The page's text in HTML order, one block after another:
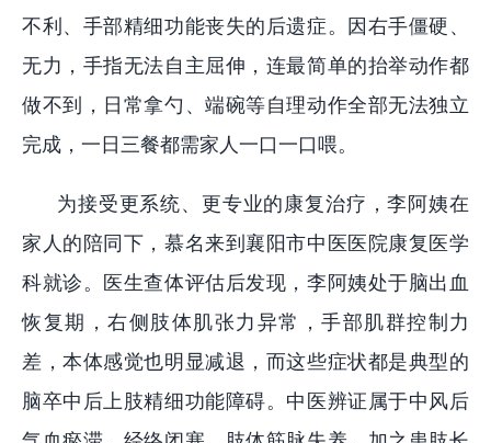
不利、手部精细功能丧失的后遗症。因右手僵硬、
无力，手指无法自主屈伸，连最简单的抬举动作都
做不到，日常拿勺、端碗等自理动作全部无法独立
完成，一日三餐都需家人一口一口喂。
为接受更系统、更专业的康复治疗，李阿姨在
家人的陪同下，慕名来到襄阳市中医医院康复医学
科就诊。医生查体评估后发现，李阿姨处于脑出血
恢复期，右侧肢体肌张力异常，手部肌群控制力
差，本体感觉也明显减退，而这些症状都是典型的
脑卒中后上肢精细功能障碍。中医辨证属于中风后